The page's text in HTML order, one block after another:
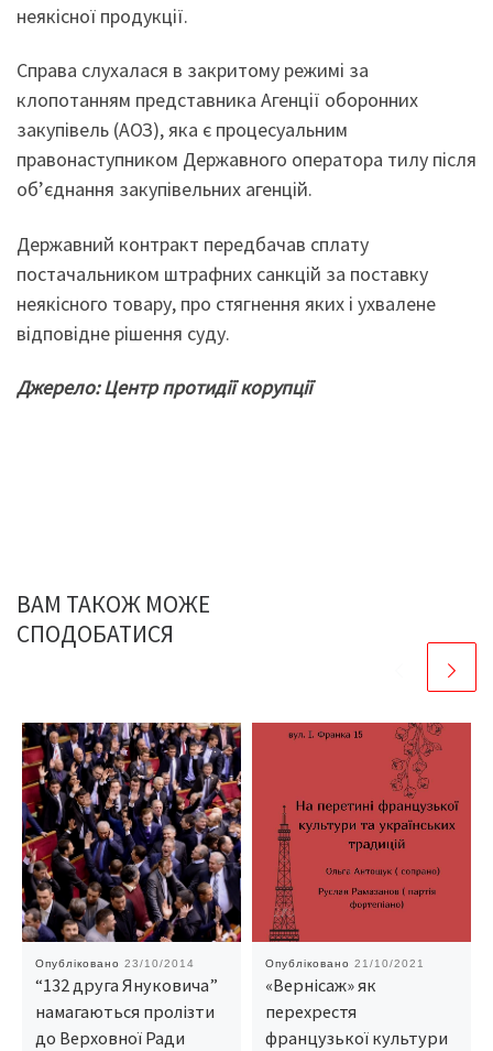
неякісної продукції.
Справа слухалася в закритому режимі за
клопотанням представника Агенції оборонних
закупівель (АОЗ), яка є процесуальним
правонаступником Державного оператора тилу після
об’єднання закупівельних агенцій.
Державний контракт передбачав сплату
постачальником штрафних санкцій за поставку
неякісного товару, про стягнення яких і ухвалене
відповідне рішення суду.
Джерело: Центр протидії корупції
ВАМ ТАКОЖ МОЖЕ
СПОДОБАТИСЯ
Опубліковано 23/10/2014
“132 друга Януковича”
намагаються пролізти
до Верховної Ради
Опубліковано 21/10/2021
«Вернісаж» як
перехрестя
французької культури